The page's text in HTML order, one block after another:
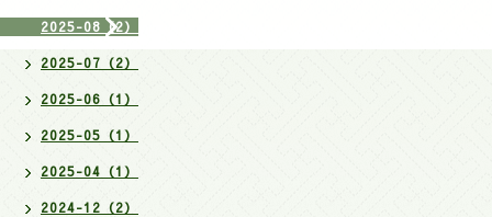
2025-08（2）
2025-07（2）
2025-06（1）
2025-05（1）
2025-04（1）
2024-12（2）